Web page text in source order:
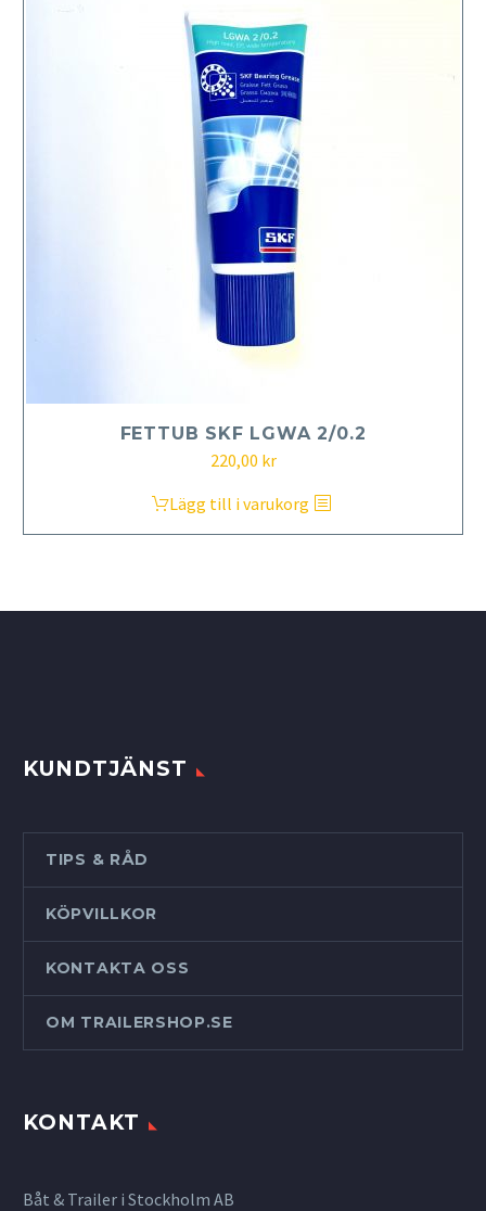
FETTUB SKF LGWA 2/0.2
220,00 kr
Lägg till i varukorg
KUNDTJÄNST
TIPS & RÅD
KÖPVILLKOR
KONTAKTA OSS
OM TRAILERSHOP.SE
KONTAKT
Båt & Trailer i Stockholm AB